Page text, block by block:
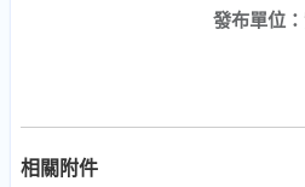
發布單位：
相關附件